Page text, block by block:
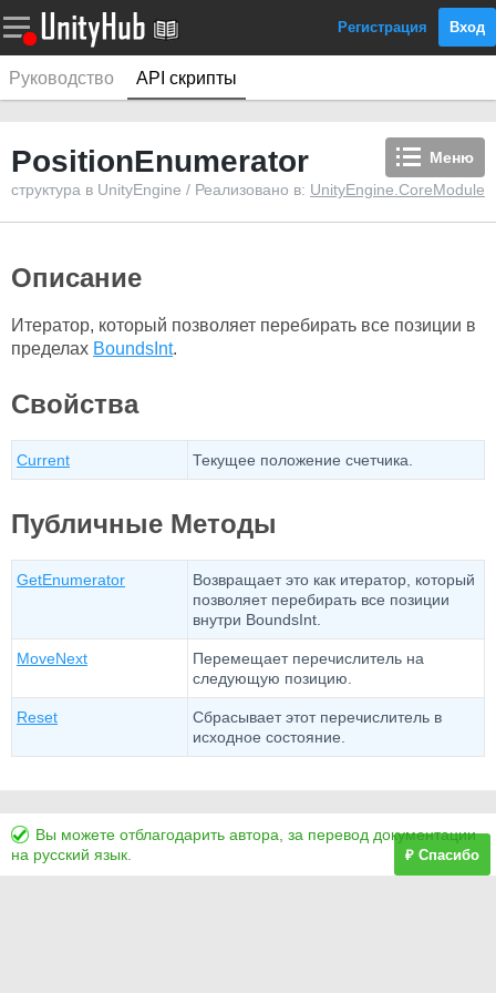
Регистрация Вход
Руководство API скрипты
Меню
PositionEnumerator
структура в UnityEngine / Реализовано в: UnityEngine.CoreModule
Описание
Итератор, который позволяет перебирать все позиции в
пределах BoundsInt.
Свойства
Current Текущее положение счетчика.
Публичные Методы
GetEnumerator
Возвращает это как итератор, который
позволяет перебирать все позиции
внутри BoundsInt.
MoveNext
Перемещает перечислитель на
следующую позицию.
Reset
Сбрасывает этот перечислитель в
исходное состояние.
Вы можете отблагодарить автора, за перевод документации
на русский язык.
₽ Спасибо